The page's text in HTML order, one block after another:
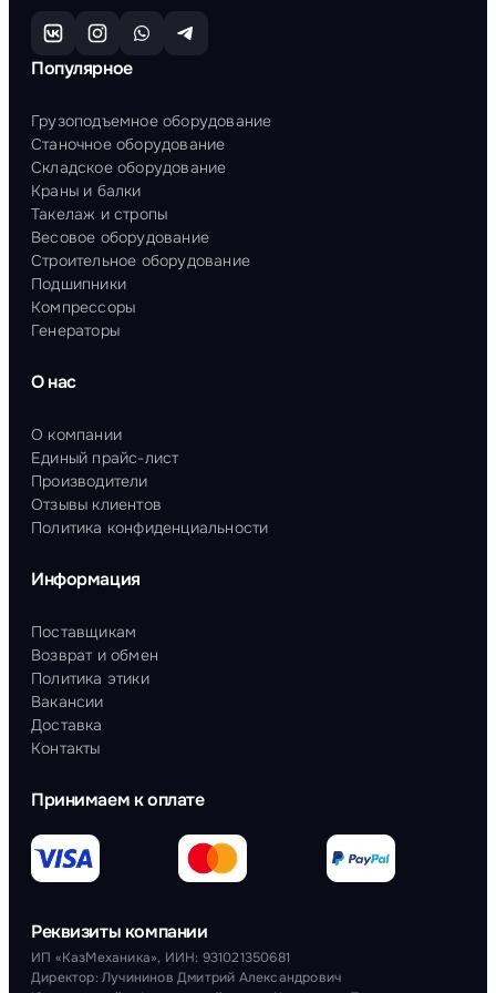
Популярное
Грузоподъемное оборудование
Станочное оборудование
Складское оборудование
Краны и балки
Такелаж и стропы
Весовое оборудование
Строительное оборудование
Подшипники
Компрессоры
Генераторы
О нас
О компании
Единый прайс-лист
Производители
Отзывы клиентов
Политика конфиденциальности
Информация
Поставщикам
Возврат и обмен
Политика этики
Вакансии
Доставка
Контакты
Принимаем к оплате
Реквизиты компании
ИП «КазМеханика», ИИН: 931021350681
Директор: Лучининов Дмитрий Александрович